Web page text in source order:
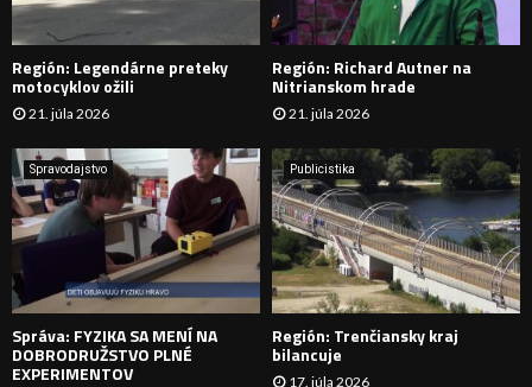
D
A
N
I
E
Región: Legendárne preteky
motocyklov ožili
21. júla 2026
Región: Richard Autner na
Nitrianskom hrade
21. júla 2026
Spravodajstvo
Správa: FYZIKA SA MENÍ NA
DOBRODRUŽSTVO PLNÉ
EXPERIMENTOV
Publicistika
Región: Trenčiansky kraj
bilancuje
17. júla 2026